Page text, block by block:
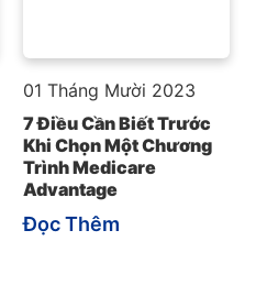
01 Tháng Mười 2023
7 Điều Cần Biết Trước
Khi Chọn Một Chương
Trình Medicare
Advantage
Đọc Thêm